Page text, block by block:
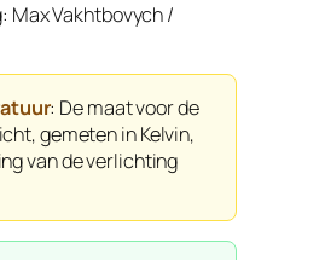
Max Vakhtbovych /
: De maat voor de
gemeten in Kelvin,
van de verlichting